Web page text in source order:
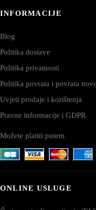
INFORMACIJE
Blog
Politika dostave
Politika privatnosti
Politika povrata i povrata
Uvjeti prodaje i korištenja
Pravne informacije i GDPR
Možete platiti putem
ONLINE USLUGE